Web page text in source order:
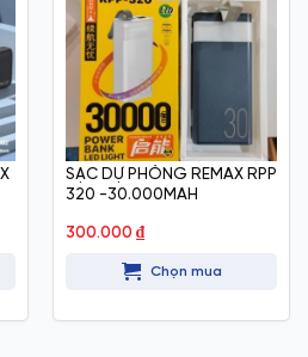
SẠC DỰ PHÒNG REMAX RPP
320 -30.000MAH
300.000 ₫
Chọn mua